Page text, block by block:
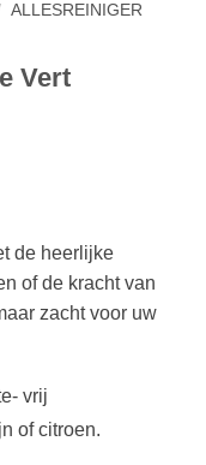
ALLESREINIGER
Vert
de heerlijke
of de kracht van
zacht voor uw
vrij
of citroen.